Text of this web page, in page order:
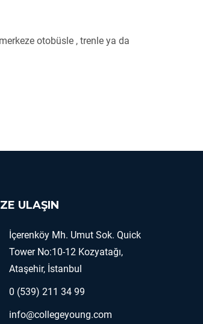
otobüsle , trenle ya da
ULAŞIN
İçerenköy Mh. Umut Sok. Quick
Tower No:10-12 Kozyatağı,
Ataşehir, İstanbul
0 (539) 211 34 99
info@collegeyoung.com